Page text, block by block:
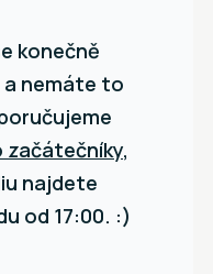
konečně
nemáte to
začátečníky,
najdete
od 17:00. :)